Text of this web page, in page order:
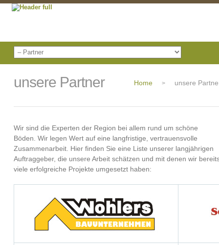
unsere Partner Home > unsere
Wir sind die Experten der Region bei allem rund um schöne
Böden. Wir legen Wert auf eine langfristige, vertrauensvolle
Zusammenarbeit. Hier finden Sie eine Liste unserer langjährigen
Auftraggeber, die unsere Arbeit schätzen und mit denen wir
viele erfolgreiche Projekte umgesetzt haben: